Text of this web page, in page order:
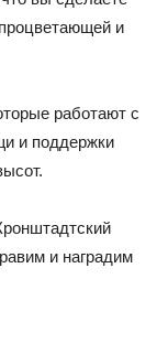
и
работают с
и поддержки
и наградим